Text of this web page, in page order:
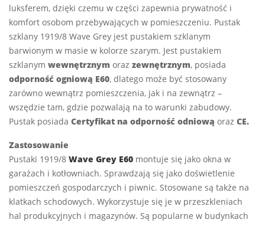
luksferem, dzięki czemu w części zapewnia prywatność i
komfort osobom przebywających w pomieszczeniu. Pustak
szklany 1919/8 Wave Grey jest pustakiem szklanym
barwionym w masie w kolorze szarym. Jest pustakiem
szklanym wewnętrznym oraz zewnętrznym, posiada
odporność ogniową E60, dlatego może być stosowany
zarówno wewnątrz pomieszczenia, jak i na zewnątrz –
wszędzie tam, gdzie pozwalają na to warunki zabudowy.
Pustak posiada Certyfikat na odporność odniową oraz CE.
Zastosowanie
Pustaki 1919/8 Wave Grey E60 montuje się jako okna w
garażach i kotłowniach. Sprawdzają się jako doświetlenie
pomieszczeń gospodarczych i piwnic. Stosowane są także na
klatkach schodowych. Wykorzystuje się je w przeszkleniach
hal produkcyjnych i magazynów. Są popularne w budynkach